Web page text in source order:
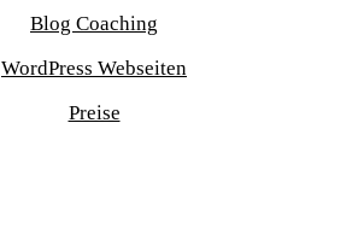
Blog Coaching
WordPress Webseiten
Preise